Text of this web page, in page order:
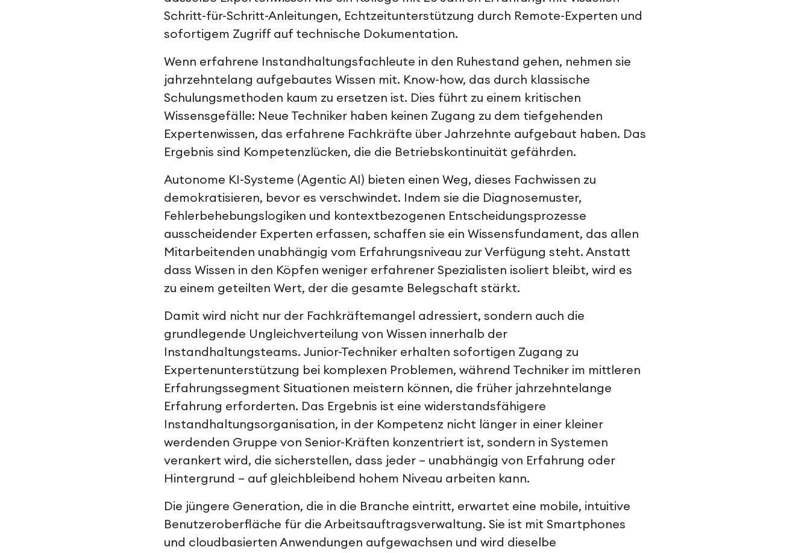
Schritt-für-Schritt-Anleitungen, Echtzeitunterstützung durch Remote-Experten und
sofortigem Zugriff auf technische Dokumentation.
Wenn erfahrene Instandhaltungsfachleute in den Ruhestand gehen, nehmen sie
jahrzehntelang aufgebautes Wissen mit. Know-how, das durch klassische
Schulungsmethoden kaum zu ersetzen ist. Dies führt zu einem kritischen
Wissensgefälle: Neue Techniker haben keinen Zugang zu dem tiefgehenden
Expertenwissen, das erfahrene Fachkräfte über Jahrzehnte aufgebaut haben. Das
Ergebnis sind Kompetenzlücken, die die Betriebskontinuität gefährden.
Autonome KI-Systeme (Agentic AI) bieten einen Weg, dieses Fachwissen zu
demokratisieren, bevor es verschwindet. Indem sie die Diagnosemuster,
Fehlerbehebungslogiken und kontextbezogenen Entscheidungsprozesse
ausscheidender Experten erfassen, schaffen sie ein Wissensfundament, das allen
Mitarbeitenden unabhängig vom Erfahrungsniveau zur Verfügung steht. Anstatt
dass Wissen in den Köpfen weniger erfahrener Spezialisten isoliert bleibt, wird es
zu einem geteilten Wert, der die gesamte Belegschaft stärkt.
Damit wird nicht nur der Fachkräftemangel adressiert, sondern auch die
grundlegende Ungleichverteilung von Wissen innerhalb der
Instandhaltungsteams. Junior-Techniker erhalten sofortigen Zugang zu
Expertenunterstützung bei komplexen Problemen, während Techniker im mittleren
Erfahrungssegment Situationen meistern können, die früher jahrzehntelange
Erfahrung erforderten. Das Ergebnis ist eine widerstandsfähigere
Instandhaltungsorganisation, in der Kompetenz nicht länger in einer kleiner
werdenden Gruppe von Senior-Kräften konzentriert ist, sondern in Systemen
verankert wird, die sicherstellen, dass jeder – unabhängig von Erfahrung oder
Hintergrund – auf gleichbleibend hohem Niveau arbeiten kann.
Die jüngere Generation, die in die Branche eintritt, erwartet eine mobile, intuitive
Benutzeroberfläche für die Arbeitsauftragsverwaltung. Sie ist mit Smartphones
und cloudbasierten Anwendungen aufgewachsen und wird dieselbe